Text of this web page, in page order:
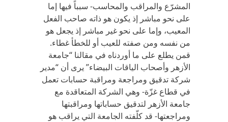
المشرّع والمراقب والمحاسب- سبباً فيها إما
على نحو مباشر إذ يكون هو ذاته صاحب الفعل
المعيب، وإما على نحو غير مباشر إذ يجعل هو
من نفسه ومن صفته للعيب أو للخطأ غطاء.
قمن يطلع على ما أوردناه في مقالنا “جامعة
الأزهر وأصحاب الياقات البيضاء” يرى أن “مدير
شركة تدقيق ومراجعة ومراقبة حسابات تعمل
في قطاع غزّة- وهي الشركة المتعاقدة مع
جامعة الأزهر لتدقيق حساباتها ومراقبتها
ومراجعتها- قد كلّفته الجامعة التي يراقب هو